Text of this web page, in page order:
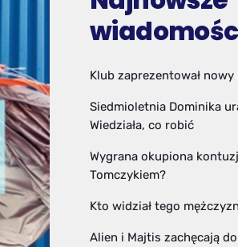
Klub zaprezentował nowy
Siedmioletnia Dominika
Wiedziała, co robić
Wygrana okupiona
Tomczykiem?
Kto widział tego
Alien i Majtis zachęcają